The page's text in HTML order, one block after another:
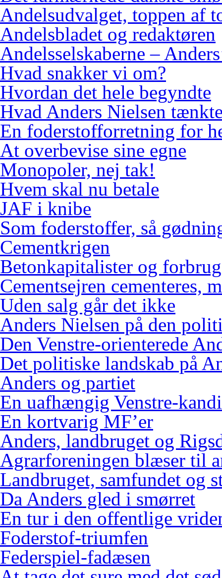
Andelsudvalget, toppen af
Andelsbladet og redaktøren
Andelsselskaberne –
Hvad snakker vi om?
Hvordan det hele begyndte
Hvad Anders Nielsen
En foderstofforretning for
At overbevise sine egne
Monopoler, nej tak!
Hvem skal nu betale
JAF i knibe
Som foderstoffer, så
Cementkrigen
Betonkapitalister og
Cementsejren cementeres,
Uden salg går det ikke
Anders Nielsen på den
Den Venstre-orienterede
Det politiske landskab på
Anders og partiet
En uafhængig Venstre-
En kortvarig MF’er
Anders, landbruget og
Agrarforeningen blæser til
Landbruget, samfundet og
Da Anders gled i smørret
En tur i den offentlige
Foderstof-triumfen
Federspiel-fadæsen